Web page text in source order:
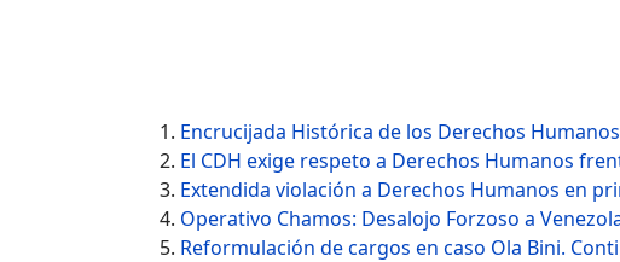
Encrucijada Histórica de los Derechos Humanos
El CDH exige respeto a Derechos Humanos
Extendida violación a Derechos Humanos en
Operativo Chamos: Desalojo Forzoso a
Reformulación de cargos en caso Ola Bini.